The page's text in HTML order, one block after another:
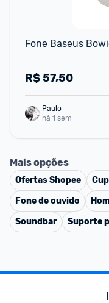
Fone Baseus
R$57,50
Paulo
há 1 sem
Mais opções
OfertasShopee
Fone de ouvido
Soundbar
Suporte